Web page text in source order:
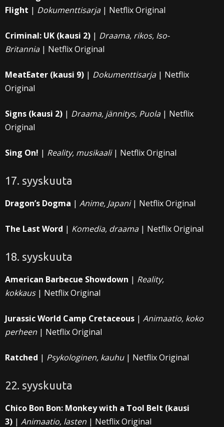
Flight | Dokumenttisarja| Netflix Original
Criminal: UK (kausi 2) | Draama, rikos, Iso-
Britannia| Netflix Original
MeatEater (kausi 9) | Dokumenttisarja| Netflix
Original
Signs (kausi 2) | Draama, jännitys, Puola| Netflix
Original
Sing On! | Reality, musikaali| Netflix Original
17. syyskuuta
Dragon’s Dogma | Anime, Japani| Netflix Original
The Last Word | Komedia, draama| Netflix Original
18. syyskuuta
American Barbecue Showdown | Reality,
kokkaus| Netflix Original
Jurassic World Camp Cretaceous | Animaatio, koko
perheen | Netflix Original
Ratched | Psykologinen, kauhu| Netflix Original
22. syyskuuta
Chico Bon Bon: Monkey with a Tool Belt (kausi
3) | Animaatio, lasten | Netflix Original